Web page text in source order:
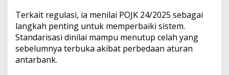
Terkait regulasi, ia menilai POJK 24/2025 sebagai
langkah penting untuk memperbaiki sistem.
Standarisasi dinilai mampu menutup celah yang
sebelumnya terbuka akibat perbedaan aturan
antarbank.